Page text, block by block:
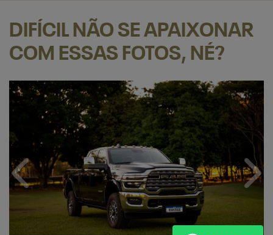
DIFÍCIL NÃO SE APAIXONAR
COM ESSAS FOTOS, NÉ?
Anterior